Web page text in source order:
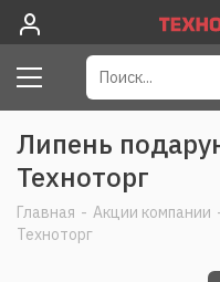
Липень
Техноторг
Главная - Акции компании
Техноторг